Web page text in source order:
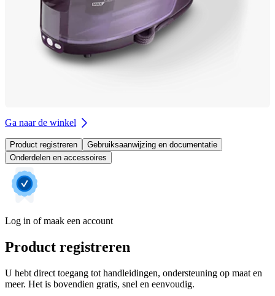
Ga naar de winkel
Product registreren
Gebruiksaanwijzing en documentatie
Onderdelen en accessoires
Log in of maak een account
Product registreren
U hebt direct toegang tot handleidingen, ondersteuning op maat en
meer. Het is bovendien gratis, snel en eenvoudig.